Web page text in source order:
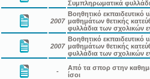
Συμπληρωματικά
2007
Βοηθητικό εκπαιδευτικό
μαθημάτων θετικής
φυλλάδια των σχολικών
2007
Βοηθητικό εκπαιδευτικό
μαθημάτων θετικής
φυλλάδια των σχολικών
-
Από τα σπορ στην
ίσοι